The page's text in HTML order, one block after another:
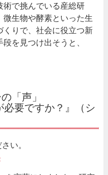
術で挑んでいる産総研
微生物や酵素といった生
りで、社会に役立つ新
を見つけ出そうと、
「声」
要ですか？』（シ
い。